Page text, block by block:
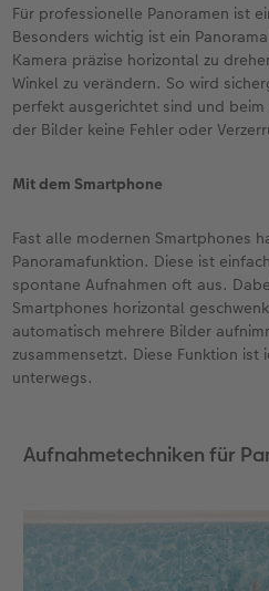
Für professionelle Panoramen ist
Besonders wichtig ist ein
Kamera präzise horizontal zu
Winkel zu verändern. So wird
perfekt ausgerichtet sind und
der Bilder keine Fehler oder
Mit dem Smartphone
Fast alle modernen Smartphones
Panoramafunktion. Diese ist
spontane Aufnahmen oft aus.
Smartphones horizontal
automatisch mehrere Bilder
zusammensetzt. Diese Funktion
unterwegs.
Aufnahmetechniken für